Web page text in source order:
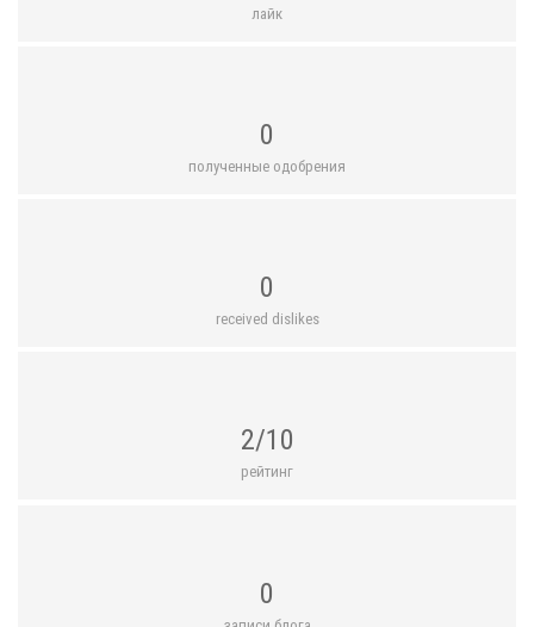
лайк
0
полученные одобрения
0
received dislikes
2/10
рейтинг
0